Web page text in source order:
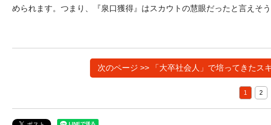
められます。つまり、『泉口獲得』はスカウトの慧眼だったと言えそう
次のページ >> 「大卒社会人」で培ってきたス
1 2